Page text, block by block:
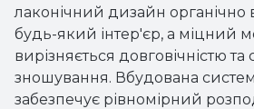
лаконічний дизайн органічно
будь-який інтер'єр, а міцний
вирізняється довговічністю та
зношування. Вбудована
забезпечує рівномірний